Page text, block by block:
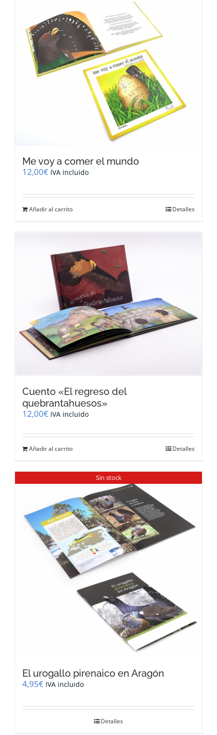
Me voy a comer el mundo
12,00€ IVA incluido
Añadir al carrito Detalles
Cuento «El regreso del
quebrantahuesos»
12,00€ IVA incluido
Añadir al carrito Detalles
Sin stock
El urogallo pirenaico en Aragón
4,95€ IVA incluido
Detalles